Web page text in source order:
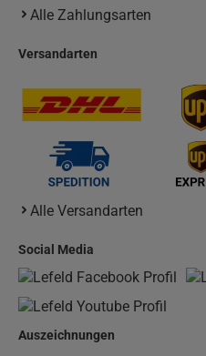
Alle Zahlungsarten
Versandarten
Alle Versandarten
Social Media
Auszeichnungen